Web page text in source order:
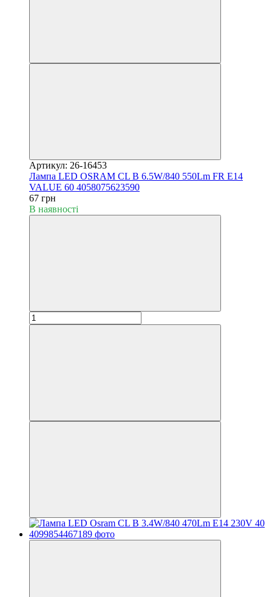
Артикул: 26-16453
Лампа LED OSRAM CL B 6.5W/840 550Lm FR E14
VALUE 60 4058075623590
67 грн
В наявності